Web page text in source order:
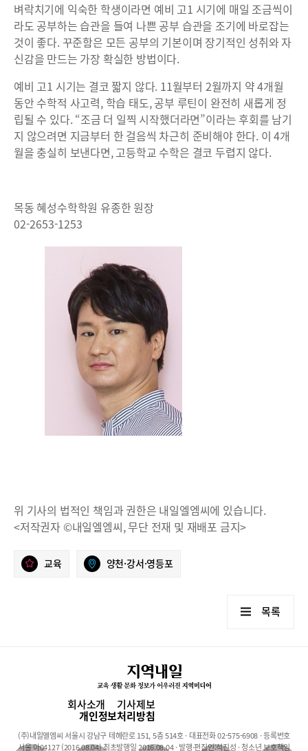
벼락치기에 익숙한 학생이라면 예비 고1 시기에 매일 조금씩이
라도 공부하는 습관을 들여 나쁜 공부 습관을 조기에 바로잡는
것이 좋다. 꾸준함은 모든 공부의 기본이며 장기적인 성취와 자
신감을 만드는 가장 확실한 방법이다.
예비 고1 시기는 결코 짧지 않다. 11월부터 2월까지 약 4개월
동안 수학적 사고력, 학습 태도, 공부 루틴이 완전히 새롭게 정
립될 수 있다. “조금 더 일찍 시작했더라면”이라는 후회를 남기
지 않으려면 지금부터 한 걸음씩 차근히 준비해야 한다. 이 4개
월을 충실히 보낸다면, 고등학교 수학은 결코 두렵지 않다.
목동 혜성수학학원 유종한 원장
02-2653-1253
위 기사의 법적인 책임과 권한은 내일엘엠씨에 있습니다.
<저작권자 ©내일엘엠씨, 무단 전재 및 재배포 금지>
교육 양천·강서·영등포
목록
회사소개 기사제보
개인정보처리방침
(주)내일엘엠씨 서울시 강남구 테헤란로 151, 5층 514호 · 대표전화 02-575-6908 · 등록번호
서울 아04127 (2016.08.04) 최초발행일 2016.08.04 · 발행·편집인:석진성 · 청소년 보호책임